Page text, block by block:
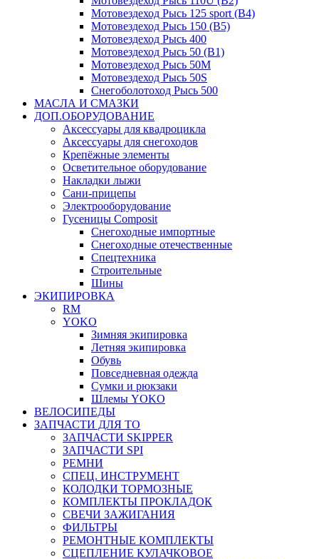
Мотовездеход Рысь 125 sport (B4)
Мотовездеход Рысь 150 (B5)
Мотовездеход Рысь 400
Мотовездеход Рысь 50 (B1)
Мотовездеход Рысь 50M
Мотовездеход Рысь 50S
Снегоболотоход Рысь 500
МАСЛА И СМАЗКИ
ДОП.ОБОРУДОВАНИЕ
Аксессуары для квадроцикла
Аксессуары для снегоходов
Крепёжные элементы
Осветительное оборудование
Накладки лыжи
Сани-прицепы
Электрооборудование
Гусеницы Composit
Снегоходные импортные
Снегоходные отечественные
Спецтехника
Строительные
Шины
ЭКИПИРОВКА
RM
YOKO
Зимняя экипировка
Летняя экипировка
Обувь
Повседневная одежда
Сумки и рюкзаки
Шлемы YOKO
ВЕЛОСИПЕДЫ
ЗАПЧАСТИ ДЛЯ ТО
ЗАПЧАСТИ SKIPPER
ЗАПЧАСТИ SPI
РЕМНИ
СПЕЦ. ИНСТРУМЕНТ
КОЛОДКИ ТОРМОЗНЫЕ
КОМПЛЕКТЫ ПРОКЛАДОК
СВЕЧИ ЗАЖИГАНИЯ
ФИЛЬТРЫ
РЕМОНТНЫЕ КОМПЛЕКТЫ
СЦЕПЛЕНИЕ КУЛАЧКОВОЕ